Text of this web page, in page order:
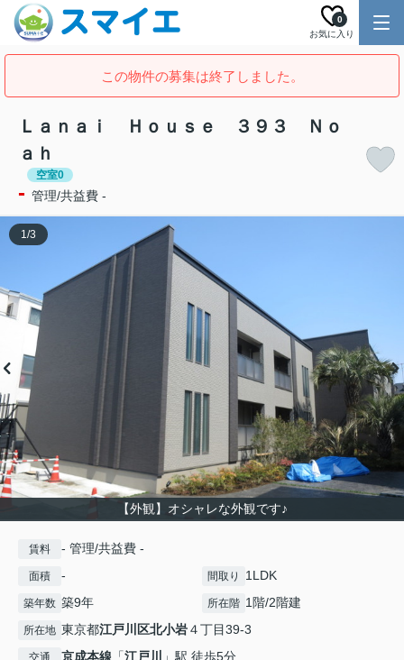
お気に入り
0
この物件の募集は終了しました。
Ｌａｎａｉ Ｈｏｕｓｅ ３９３ Ｎｏ
ａｈ
空室0
- 管理/共益費 -
【外観】オシャレな外観です♪
1/3
賃料 - 管理/共益費 -
面積 - 間取り 1LDK
築年数 築9年 所在階 1階/2階建
所在地 東京都江戸川区北小岩４丁目39-3
京成本線 「江戸川
」駅 徒歩5分